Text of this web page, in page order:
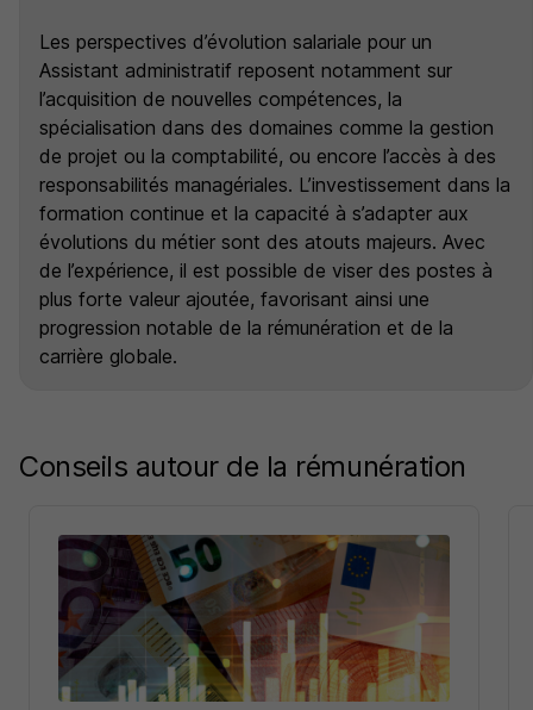
Les perspectives d’évolution salariale pour un
Assistant administratif reposent notamment sur
l’acquisition de nouvelles compétences, la
spécialisation dans des domaines comme la gestion
de projet ou la comptabilité, ou encore l’accès à des
responsabilités managériales. L’investissement dans la
formation continue et la capacité à s’adapter aux
évolutions du métier sont des atouts majeurs. Avec
de l’expérience, il est possible de viser des postes à
plus forte valeur ajoutée, favorisant ainsi une
progression notable de la rémunération et de la
carrière globale.
Conseils autour de la rémunération